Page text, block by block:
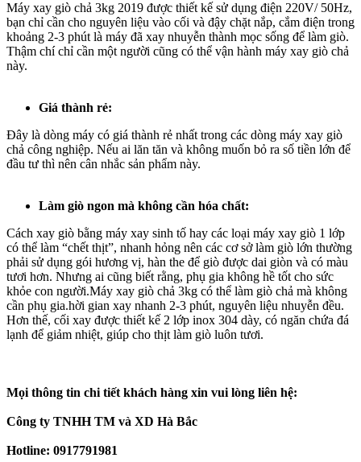
Máy xay giò chả 3kg 2019 được thiết kế sử dụng điện 220V/ 50Hz,
bạn chỉ cần cho nguyên liệu vào cối và đậy chặt nắp, cắm điện trong
khoảng 2-3 phút là máy đã xay nhuyễn thành mọc sống để làm giò.
Thậm chí chỉ cần một người cũng có thể vận hành máy xay giò chả
này.
Giá thành rẻ:
Đây là dòng máy có giá thành rẻ nhất trong các dòng máy xay giò
chả công nghiệp. Nếu ai lăn tăn và không muốn bỏ ra số tiền lớn để
đầu tư thì nên cân nhắc sản phẩm này.
Làm giò ngon mà không cần hóa chất:
Cách xay giò bằng máy xay sinh tố hay các loại máy xay giò 1 lớp
có thể làm “chết thịt”, nhanh hỏng nên các cơ sở làm giò lớn thường
phải sử dụng gói hương vị, hàn the để giò được dai giòn và có màu
tươi hơn. Nhưng ai cũng biết rằng, phụ gia không hề tốt cho sức
khỏe con người.Máy xay giò chả 3kg có thể làm giò chả mà không
cần phụ gia.hời gian xay nhanh 2-3 phút, nguyên liệu nhuyễn đều.
Hơn thế, cối xay được thiết kế 2 lớp inox 304 dày, có ngăn chứa đá
lạnh để giảm nhiệt, giúp cho thịt làm giò luôn tươi.
Mọi thông tin chi tiết khách hàng xin vui lòng liên hệ:
Công ty TNHH TM và XD Hà Bắc
Hotline: 0917791981